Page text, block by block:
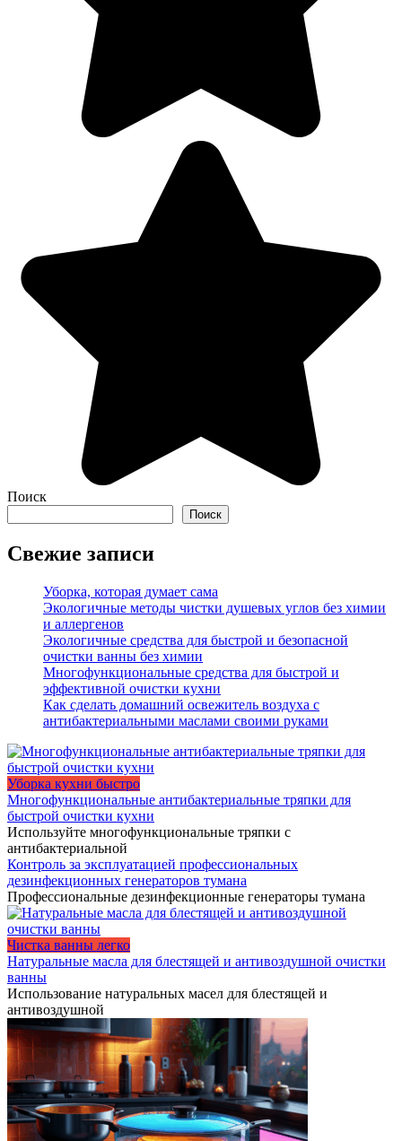
Поиск
Поиск
Свежие записи
Уборка, которая думает сама
Экологичные методы чистки душевых углов без химии
и аллергенов
Экологичные средства для быстрой и безопасной
очистки ванны без химии
Многофункциональные средства для быстрой и
эффективной очистки кухни
Как сделать домашний освежитель воздуха с
антибактериальными маслами своими руками
Уборка кухни быстро
Многофункциональные антибактериальные тряпки для
быстрой очистки кухни
Используйте многофункциональные тряпки с
антибактериальной
Контроль за эксплуатацией профессиональных
дезинфекционных генераторов тумана
Профессиональные дезинфекционные генераторы тумана
Чистка ванны легко
Натуральные масла для блестящей и антивоздушной очистки
ванны
Использование натуральных масел для блестящей и
антивоздушной